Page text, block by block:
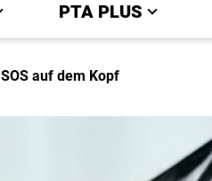
PTA PLUS
SOS auf dem Kopf